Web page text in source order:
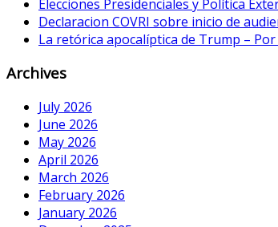
Elecciones Presidenciales y Política
Declaracion COVRI sobre inicio de
La retórica apocalíptica de Trump –
Archives
July 2026
June 2026
May 2026
April 2026
March 2026
February 2026
January 2026